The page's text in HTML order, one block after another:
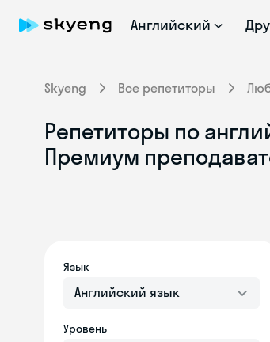
Английский
Skyeng Все репетиторы
Репетиторы по
Премиум
Язык
Английский язык
Уровень